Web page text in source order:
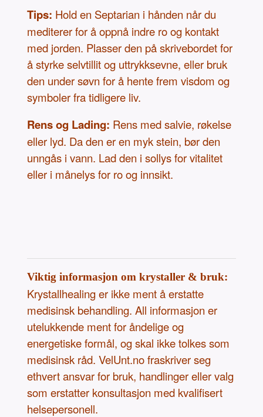
Tips: Hold en Septarian i hånden når du
mediterer for å oppnå indre ro og kontakt
med jorden. Plasser den på skrivebordet for
å styrke selvtillit og uttrykksevne, eller bruk
den under søvn for å hente frem visdom og
symboler fra tidligere liv.
Rens og Lading: Rens med salvie, røkelse
eller lyd. Da den er en myk stein, bør den
unngås i vann. Lad den i sollys for vitalitet
eller i månelys for ro og innsikt.
Viktig informasjon om krystaller & bruk:
Krystallhealing er ikke ment å erstatte
medisinsk behandling. All informasjon er
utelukkende ment for åndelige og
energetiske formål, og skal ikke tolkes som
medisinsk råd. VelUnt.no fraskriver seg
ethvert ansvar for bruk, handlinger eller valg
som erstatter konsultasjon med kvalifisert
helsepersonell.